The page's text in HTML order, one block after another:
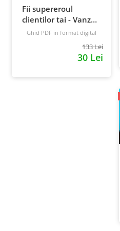
Fii supereroul
clientilor tai - Vanzari
pe pilot automat
Ghid PDF in format digital
133 Lei
30 Lei